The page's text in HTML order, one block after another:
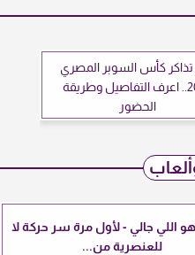
كأس السوبر المصري
2025.. اعرف التفاصيل وطريقة
الحضور
اللي جالي - لأول مرة سر حركة لا
للعنصرية من...